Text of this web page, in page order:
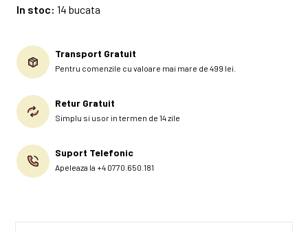
In stoc: 14 bucata
Transport Gratuit
Pentru comenzile cu valoare mai mare de 499 lei.
Retur Gratuit
Simplu si usor in termen de 14 zile
Suport Telefonic
Apeleaza la +4 0770.650.181